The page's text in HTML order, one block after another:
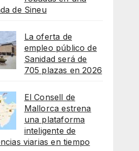
de Sineu
La oferta de
empleo público de
Sanidad será de
705 plazas en 2026
El Consell de
Mallorca estrena
una plataforma
inteligente de
viarias en tiempo